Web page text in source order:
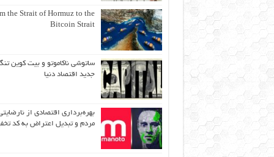
the Strait of Hormuz to the
Bitcoin Strait
ساتوشی ناکاموتو و بیت کوین
جدید اقتصاد دنیا
بهره‌برداری اقتصادی از
مردم و تبدیل اعتراض به کد